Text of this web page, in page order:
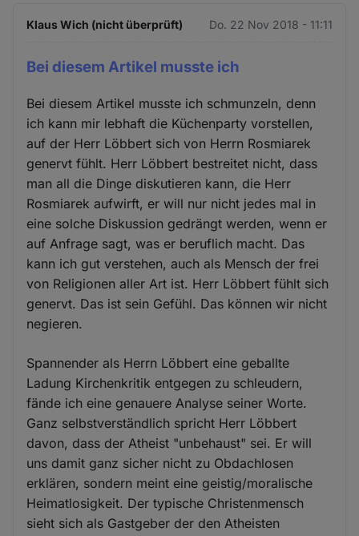
Klaus Wich (nicht überprüft) Do. 22 Nov 2018 - 11:11
Bei diesem Artikel musste ich
Bei diesem Artikel musste ich schmunzeln, denn
ich kann mir lebhaft die Küchenparty vorstellen,
auf der Herr Löbbert sich von Herrn Rosmiarek
genervt fühlt. Herr Löbbert bestreitet nicht, dass
man all die Dinge diskutieren kann, die Herr
Rosmiarek aufwirft, er will nur nicht jedes mal in
eine solche Diskussion gedrängt werden, wenn er
auf Anfrage sagt, was er beruflich macht. Das
kann ich gut verstehen, auch als Mensch der frei
von Religionen aller Art ist. Herr Löbbert fühlt sich
genervt. Das ist sein Gefühl. Das können wir nicht
negieren.
Spannender als Herrn Löbbert eine geballte
Ladung Kirchenkritik entgegen zu schleudern,
fände ich eine genauere Analyse seiner Worte.
Ganz selbstverständlich spricht Herr Löbbert
davon, dass der Atheist "unbehaust" sei. Er will
uns damit ganz sicher nicht zu Obdachlosen
erklären, sondern meint eine geistig/moralische
Heimatlosigkeit. Der typische Christenmensch
sieht sich als Gastgeber der den Atheisten